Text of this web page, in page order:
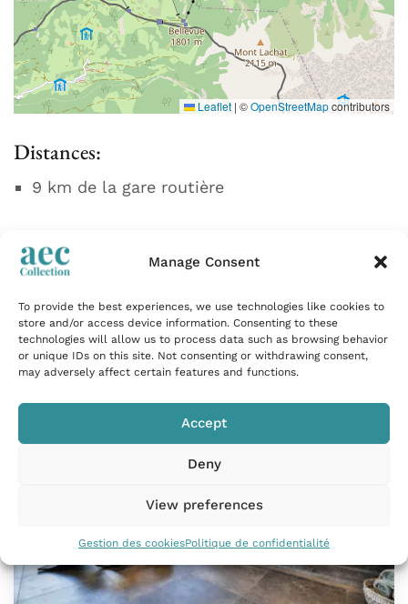
Manage Consent
To provide the best experiences, we use technologies like cookies to
store and/or access device information. Consenting to these
technologies will allow us to process data such as browsing behavior
or unique IDs on this site. Not consenting or withdrawing consent,
may adversely affect certain features and functions.
Accept
Deny
View preferences
Gestion des cookiesPolitique de confidentialité
Leaflet | ©OpenStreetMapcontributors
Distances:
9 km de la gare routière
Évasions premium récemment consultées